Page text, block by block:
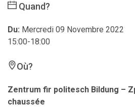
Quand?
Du: Mercredi 09 Novembre 2022
15:00-18:00
Où?
Zentrum fir politesch Bildung –
chaussée